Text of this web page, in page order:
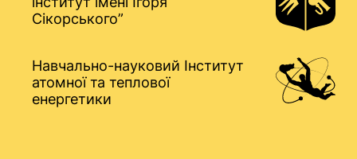
Сікорського”
Навчально-науковий Інститут
атомної та теплової
енергетики